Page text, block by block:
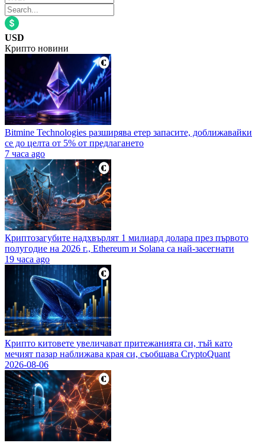
USD
Крипто новини
Bitmine Technologies разширява етер запасите, доближавайки
се до целта от 5% от предлагането
7 часа ago
Криптозагубите надхвърлят 1 милиард долара през първото
полугодие на 2026 г., Ethereum и Solana са най-засегнати
19 часа ago
Крипто китовете увеличават притежанията си, тъй като
мечият пазар наближава края си, съобщава CryptoQuant
2026-08-06